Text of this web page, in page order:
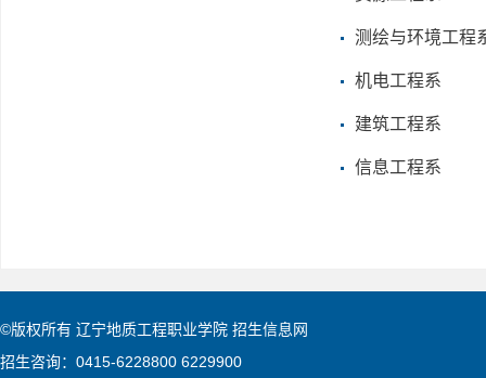
测绘与环境工程
机电工程系
建筑工程系
信息工程系
©版权所有 辽宁地质工程职业学院 招生信息网
招生咨询：0415-6228800 6229900